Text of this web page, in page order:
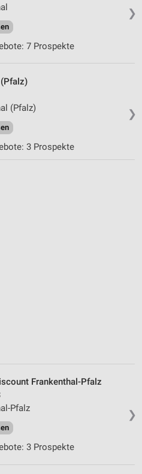
❯
7 Prospekte
❯
(Pfalz)
3 Prospekte
❯
Frankenthal-Pfalz
Pfalz
3 Prospekte